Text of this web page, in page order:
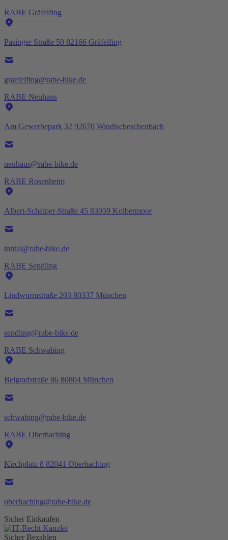
RABE Gräfelfing
Pasinger Straße 50 82166 Gräfelfing
graefelfing@rabe-bike.de
RABE Neuhaus
Am Gewerbepark 32 92670 Windischeschenbach
neuhaus@rabe-bike.de
RABE Rosenheim
Albert-Schalper-Straße 45 83059 Kolbermoor
inntal@rabe-bike.de
RABE Sendling
Lindwurmstraße 203 80337 München
sendling@rabe-bike.de
RABE Schwabing
Belgradstraße 86 80804 München
schwabing@rabe-bike.de
RABE Oberhaching
Kirchplatz 8 82041 Oberhaching
oberhaching@rabe-bike.de
Sicher Einkaufen
Sicher Bezahlen